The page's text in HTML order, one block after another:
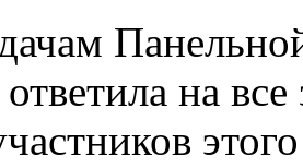
на